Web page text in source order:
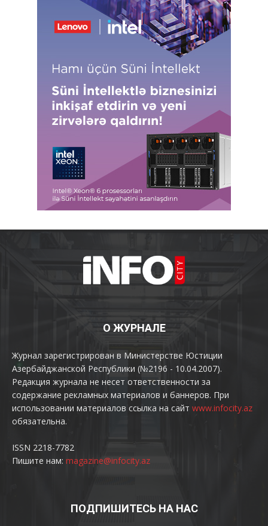
О ЖУРНАЛЕ
Журнал зарегистрирован в Министерстве Юстиции
Азербайджанской Республики (№2196 - 10.04.2007).
Редакция журнала не несет ответственности за
содержание рекламных материалов и баннеров. При
использовании материалов ссылка на сайт www.infocity.az
обязательна.
ISSN 2218-7782
Пишите нам: magazine@infocity.az
ПОДПИШИТЕСЬ НА НАС